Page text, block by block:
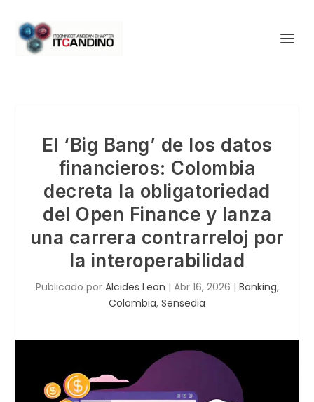
El ‘Big Bang’ de los datos
financieros: Colombia
decreta la obligatoriedad
del Open Finance y lanza
una carrera contrarreloj por
la interoperabilidad
Publicado por Alcides Leon | Abr 16, 2026 | Banking,
Colombia, Sensedia